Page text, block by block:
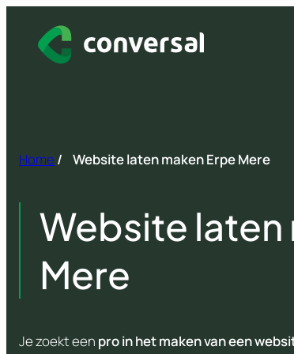
Home / Website laten maken Erpe Mere
Website
Mere
Je zoekt een pro in het maken van een